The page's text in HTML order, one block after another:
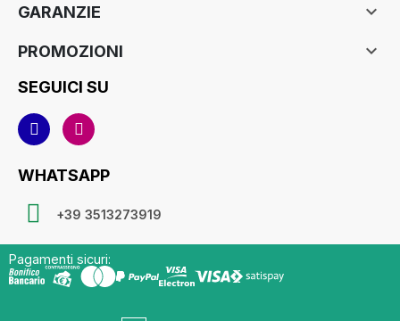
GARANZIE 
PROMOZIONI 
SEGUICI SU
WHATSAPP
+39 3513273919
Pagamenti sicuri: